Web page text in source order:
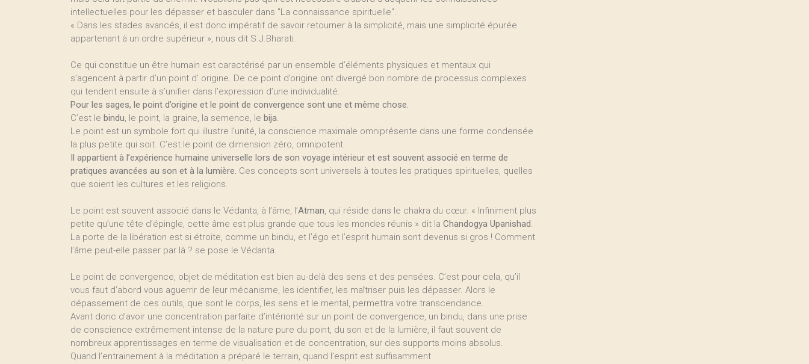
intellectuelles pour les dépasser et basculer dans "La connaissance spirituelle".
« Dans les stades avancés, il est donc impératif de savoir retourner à la simplicité, mais une simplicité épurée
appartenant à un ordre supérieur », nous dit S.J.Bharati.
Ce qui constitue un être humain est caractérisé par un ensemble d’éléments physiques et mentaux qui
s’agencent à partir d’un point d’ origine. De ce point d’origine ont divergé bon nombre de processus complexes
qui tendent ensuite à s’unifier dans l’expression d’une individualité.
Pour les sages, le point d’origine et le point de convergence sont une et même chose.
C’est le bindu, le point, la graine, la semence, le bija.
Le point est un symbole fort qui illustre l’unité, la conscience maximale omniprésente dans une forme condensée
la plus petite qui soit. C’est le point de dimension zéro, omnipotent.
Il appartient à l’expérience humaine universelle lors de son voyage intérieur et est souvent associé en terme de
pratiques avancées au son et à la lumière. Ces concepts sont universels à toutes les pratiques spirituelles, quelles
que soient les cultures et les religions.
Le point est souvent associé dans le Védanta, à l’âme, l’Atman, qui réside dans le chakra du cœur. « Infiniment plus
petite qu’une tête d’épingle, cette âme est plus grande que tous les mondes réunis » dit la Chandogya Upanishad.
La porte de la libération est si étroite, comme un bindu, et l’égo et l’esprit humain sont devenus si gros ! Comment
l’âme peut-elle passer par là ? se pose le Védanta.
Le point de convergence, objet de méditation est bien au-delà des sens et des pensées. C’est pour cela, qu’il
vous faut d’abord vous aguerrir de leur mécanisme, les identifier, les maîtriser puis les dépasser. Alors le
dépassement de ces outils, que sont le corps, les sens et le mental, permettra votre transcendance.
Avant donc d’avoir une concentration parfaite d’intériorité sur un point de convergence, un bindu, dans une prise
de conscience extrêmement intense de la nature pure du point, du son et de la lumière, il faut souvent de
nombreux apprentissages en terme de visualisation et de concentration, sur des supports moins absolus.
Quand l’entrainement à la méditation a préparé le terrain, quand l’esprit est suffisamment